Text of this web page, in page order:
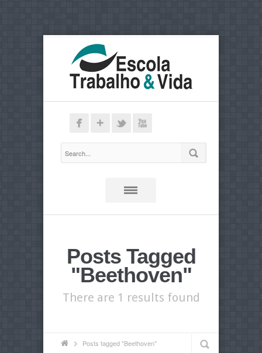
Posts Tagged
"Beethoven"
There are 1 results found
Posts tagged "Beethoven"